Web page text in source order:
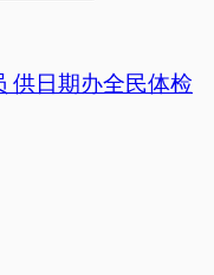
供日期办全民体检